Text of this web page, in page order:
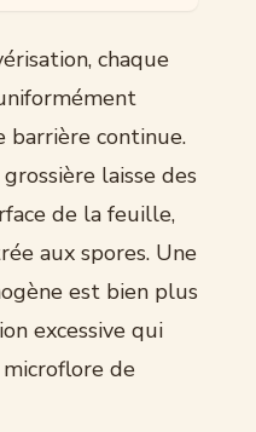
chaque
barrière continue.
laisse des
de la feuille,
aux spores. Une
est bien plus
excessive qui
de